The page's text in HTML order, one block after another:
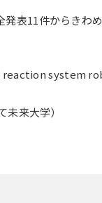
11件からきわめ
system
来大学）